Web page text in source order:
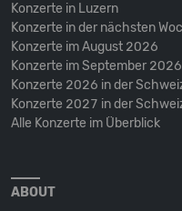
Konzerte in Luzern
Konzerte in der nächsten
Konzerte im August 2026
Konzerte im September 2026
Konzerte 2026 in der
Konzerte 2027 in der
Alle Konzerte im Überblick
ABOUT